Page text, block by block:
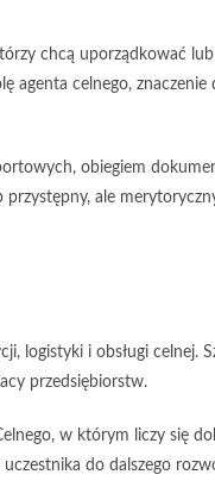
chcą uporządkować lub
agenta celnego,
obiegiem
ale
logistyki i obsługi celnej.
przedsiębiorstw.
w którym liczy się
do dalszego